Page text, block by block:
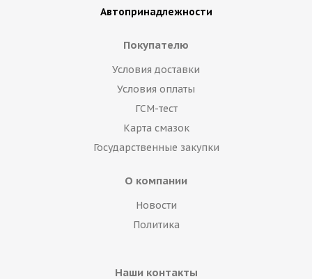
Автопринадлежности
Покупателю
Условия доставки
Условия оплаты
ГСМ-тест
Карта смазок
Государственные закупки
О компании
Новости
Политика
Наши контакты